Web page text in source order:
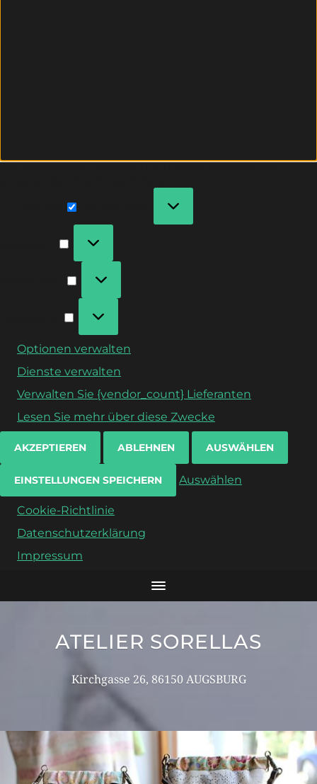
Optionen verwalten
Dienste verwalten
Verwalten Sie {vendor_count} Lieferanten
Lesen Sie mehr über diese Zwecke
AKZEPTIEREN ABLEHNEN AUSWÄHLEN
EINSTELLUNGEN SPEICHERN Auswählen
Cookie-Richtlinie
Datenschutzerklärung
Impressum
ATELIER SORELLAS
Kirchgasse 26, 86150 AUGSBURG